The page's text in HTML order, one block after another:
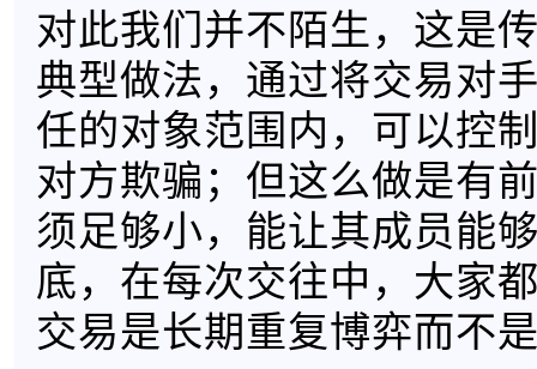
对此我们并不陌生，这是
典型做法，通过将交易对
任的对象范围内，可以控
对方欺骗；但这么做是有
须足够小，能让其成员能
底，在每次交往中，大家
交易是长期重复博弈而不